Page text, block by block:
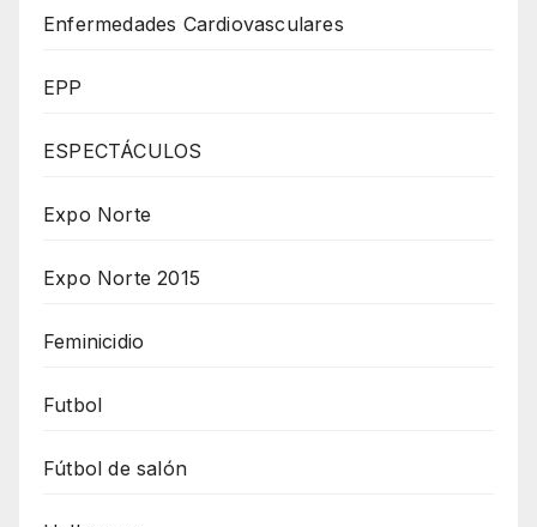
Enfermedades Cardiovasculares
EPP
ESPECTÁCULOS
Expo Norte
Expo Norte 2015
Feminicidio
Futbol
Fútbol de salón